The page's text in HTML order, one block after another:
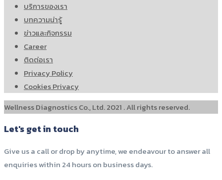
บริการของเรา
บทความน่ารู้
ข่าวและกิจกรรม
Career
ติดต่อเรา
Privacy Policy
Cookies Privacy
Wellness Diagnostics Co., Ltd. 2021 . All rights reserved.
Let's get in touch
Give us a call or drop by anytime, we endeavour to answer all
enquiries within 24 hours on business days.